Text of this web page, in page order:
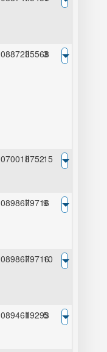
0887235568
II 3
070018752
II 15
0898679716
II 9
0898679716
II 10
0894619293
II 5